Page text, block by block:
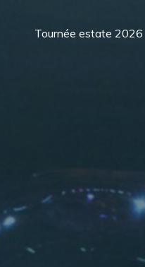
Tournée estate 2026